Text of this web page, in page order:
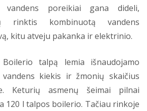
vandens poreikiai gana dideli,
rinktis kombinuotą vandens
kitu atveju pakanka ir elektrinio.
talpą lemia išnaudojamo
kiekis ir žmonių skaičius
Keturių asmenų šeimai pilnai
120 l talpos boilerio. Tačiau rinkoje